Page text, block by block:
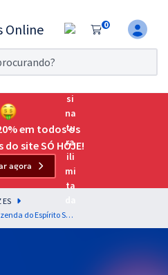
0
por 7 dias!
o Exame da
as principais
em todos os
site SÓ HOJE!
agora
ES
SEFAZ ES - Secretaria de Estado da Fazenda do Espírito Santo - Legislação Tributária para o cargo de Auditor Fiscal da Receita Estadual - Professor Vilson Cortez